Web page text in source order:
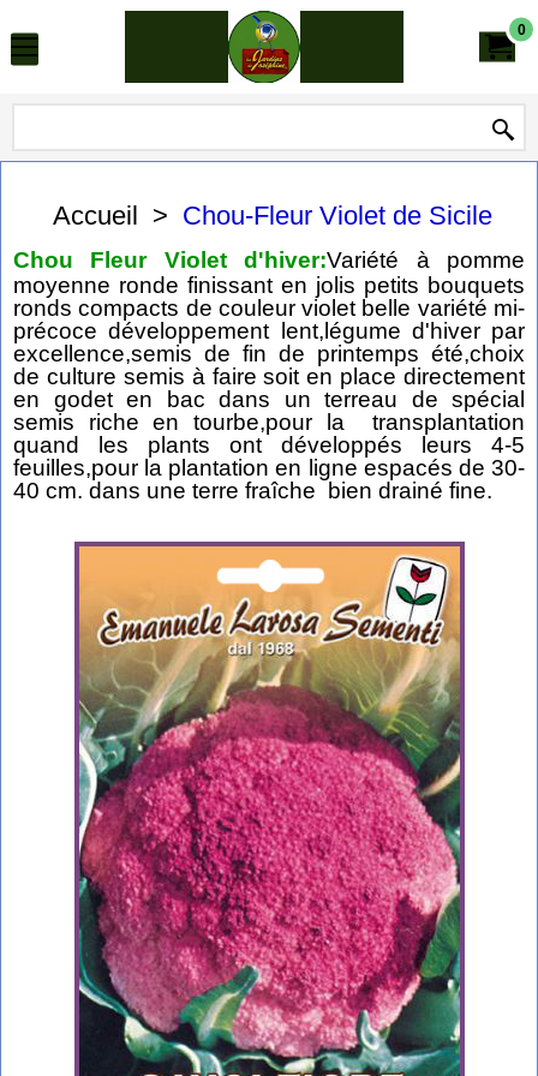
0
Accueil > Chou-Fleur Violet de Sicile
Chou Fleur Violet d'hiver:Variété à pomme
moyenne ronde finissant en jolis petits bouquets
ronds compacts de couleur violet belle variété mi-
précoce développement lent,légume d'hiver par
excellence,semis de fin de printemps été,choix
de culture semis à faire soit en place directement
en godet en bac dans un terreau de spécial
semis riche en tourbe,pour la transplantation
quand les plants ont développés leurs 4-5
feuilles,pour la plantation en ligne espacés de 30-
40 cm. dans une terre fraîche bien drainé fine.